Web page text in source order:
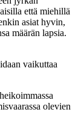
että miehillä
asiat hyvin,
määrän lapsia.
vaikuttaa
olevien